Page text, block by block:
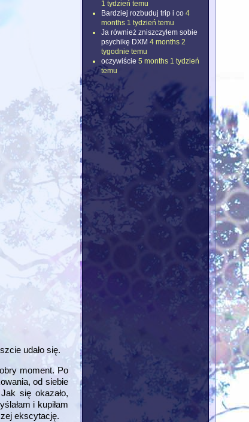
udało się.
moment. Po
od siebie
się okazało,
i kupiłam
ekscytację.
1 tydzień temu
Bardziej rozbuduj trip i co 4
months 1 tydzień temu
Ja również zniszczyłem sobie
psychikę DXM 4 months 2
tygodnie temu
oczywiście 5 months 1 tydzień
temu